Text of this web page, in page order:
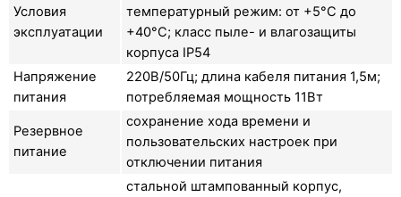
Условия
эксплуатации
температурный режим: от +5°C до
+40°C; класс пыле- и влагозащиты
корпуса IP54
Напряжение
питания
220В/50Гц; длина кабеля питания 1,5м;
потребляемая мощность 11Вт
Резервное
питание
сохранение хода времени и
пользовательских настроек при
отключении питания
стальной штампованный корпус,